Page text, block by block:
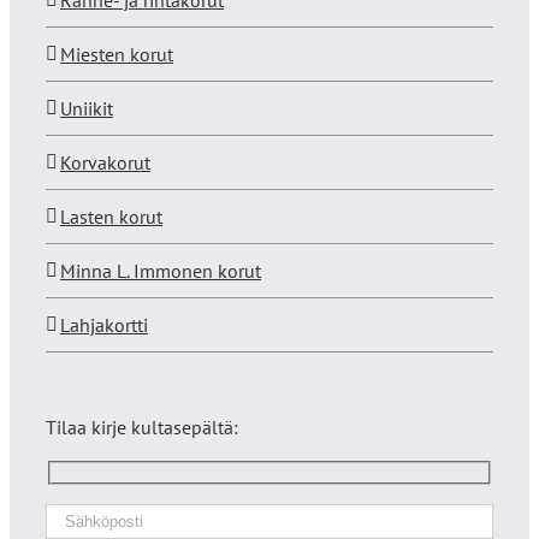
Miesten korut
Uniikit
Korvakorut
Lasten korut
Minna L. Immonen korut
Lahjakortti
Tilaa kirje kultasepältä: